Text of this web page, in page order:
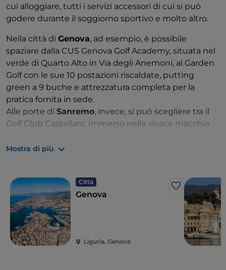
cui alloggiare, tutti i servizi accessori di cui si può
godere durante il soggiorno sportivo e molto altro.
Nella città di Genova, ad esempio, è possibile
spaziare dalla CUS Genova Golf Academy, situata nel
verde di Quarto Alto in Via degli Anemoni, al Garden
Golf con le sue 10 postazioni riscaldate, putting
green a 9 buche e attrezzatura completa per la
pratica fornita in sede.
Alle porte di Sanremo, invece, si può scegliere tra il
Golf Club Castellaro, immerso nella vivace macchia
suo campo a 18 buche ricavate sui fianchi di una
Mostra di più
Città
Like
Genova
Liguria, Genova